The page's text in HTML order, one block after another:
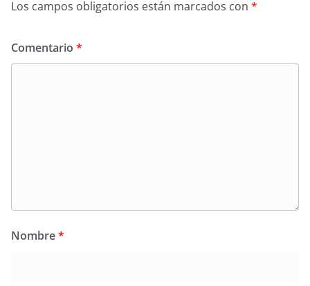
Los campos obligatorios están marcados con *
Comentario *
Nombre*